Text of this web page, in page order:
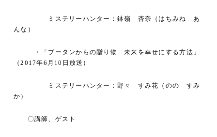
ミステリーハンター：鉢嶺 杏奈（はちみね あ
んな）
・「ブータンからの贈り物 未来を幸せにする方法」
（2017年6 月 10 日放送）
ミステリーハンター：野々 すみ花（のの すみ
か）
〇講師、ゲスト